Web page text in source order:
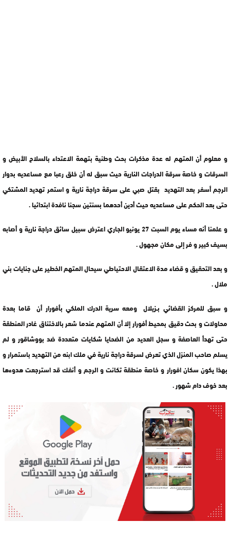
و معلوم أن المتهم له عدة مذكرات بحث وطنية بتهمة الاعتداء بالسلاح الأبيض و
السرقات و خاصة سرقة الدراجات النارية حيث سبق له أن خلق رعبا مع مساعديه بدوار
الرجم أسفر بعد التهديد بقتل صبي على سرقة دراجة نارية و استمر تهديد المشتكي
حتى بعد الحكم على مساعديه حيث أدين أحدهما بسنتين سجنا نافدة ابتدائيا .
و علمنا أنه مساء يوم السبت 27 يونيو الجاري اعترض سبيل سائق دراجة نارية و أصابه
بسيف كبير و فر إلى مكان مجهول .
و بعد التحقيق و قضاء مدة الاعتقال الاحتياطي سيحال المتهم الخطير على جنايات بني
ملال .
و سبق للمركز القضائي بـزيلال ومعه سرية الدرك الملكي بأفورار أن قاما بعدة
محاولات و بحث دقيق بمحيط أفورار إلا أن المتهم عندما شعر بالاختناق غادر المنطقة
حتى تهدأ العاصفة و سجل العديد من الضحايا شكايات متعددة ضد بووشاقور و لم
يسلم صاحب المنزل الذي تعرض لسرقة دراجة نارية في ملك ابنه من التهديد باستمرار و
بهذا يكون سكان افورار و خاصة منطقة تكانت و الرجم و أنفك قد استرجعت هدوءها
بعد خوف دام شهور .